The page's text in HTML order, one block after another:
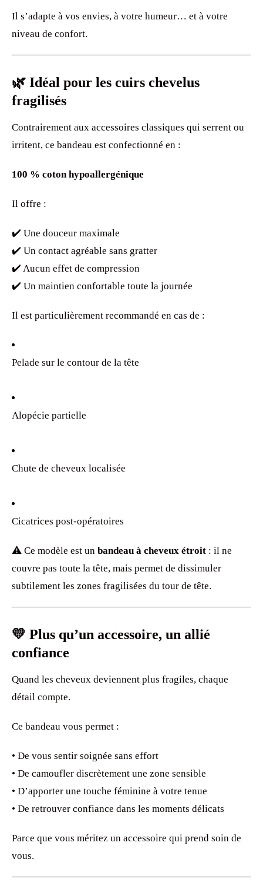
Il s’adapte à vos envies, à votre humeur… et à votre
niveau de confort.
🌿 Idéal pour les cuirs chevelus
fragilisés
Contrairement aux accessoires classiques qui serrent ou
irritent, ce bandeau est confectionné en :
100 % coton hypoallergénique
Il offre :
✔️ Une douceur maximale
✔️ Un contact agréable sans gratter
✔️ Aucun effet de compression
✔️ Un maintien confortable toute la journée
Il est particulièrement recommandé en cas de :
Pelade sur le contour de la tête
Alopécie partielle
Chute de cheveux localisée
Cicatrices post-opératoires
⚠️ Ce modèle est un bandeau à cheveux étroit : il ne
couvre pas toute la tête, mais permet de dissimuler
subtilement les zones fragilisées du tour de tête.
💛 Plus qu’un accessoire, un allié
confiance
Quand les cheveux deviennent plus fragiles, chaque
détail compte.
Ce bandeau vous permet :
• De vous sentir soignée sans effort
• De camoufler discrètement une zone sensible
• D’apporter une touche féminine à votre tenue
• De retrouver confiance dans les moments délicats
Parce que vous méritez un accessoire qui prend soin de
vous.